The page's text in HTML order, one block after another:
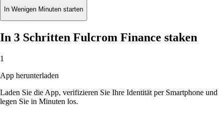
In Wenigen Minuten starten
In 3 Schritten Fulcrom Finance staken
1
App herunterladen
Laden Sie die App, verifizieren Sie Ihre Identität per Smartphone und
legen Sie in Minuten los.